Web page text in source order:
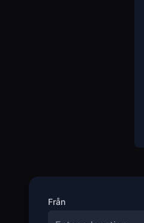
Från